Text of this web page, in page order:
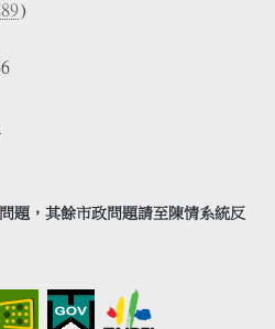
)
題，其餘市政問題請至陳情系統反